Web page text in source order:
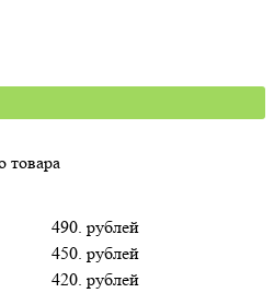
товара
490. рублей
450. рублей
420. рублей